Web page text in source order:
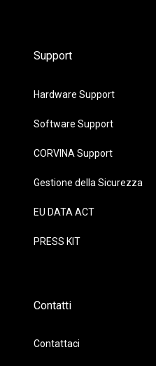
Support
Hardware Support
Software Support
CORVINA Support
Gestione della Sicurezza
EU DATA ACT
PRESS KIT
Contatti
Contattaci